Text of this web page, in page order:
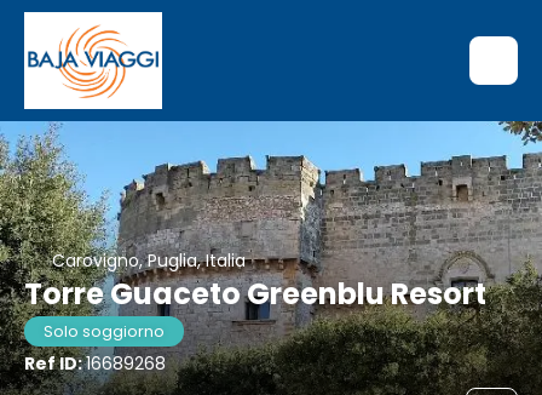
Carovigno, Puglia, Italia
Torre Guaceto Greenblu Resort
Solo soggiorno
Ref ID:16689268